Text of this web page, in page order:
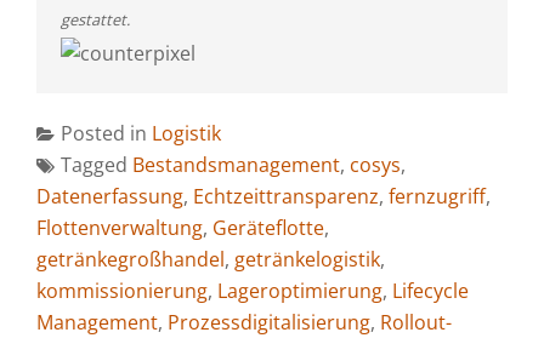
gestattet.
Posted in Logistik
Tagged Bestandsmanagement, cosys,
Datenerfassung, Echtzeittransparenz, fernzugriff,
Flottenverwaltung, Geräteflotte,
getränkegroßhandel, getränkelogistik,
kommissionierung, Lageroptimierung, Lifecycle
Management, Prozessdigitalisierung, Rollout-